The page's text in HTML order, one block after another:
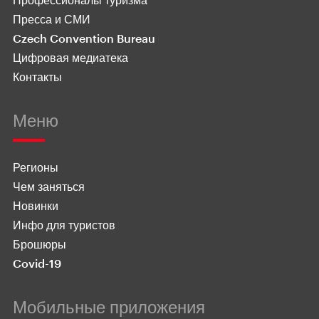
Пресса и СМИ
Czech Convention Bureau
Цифровая медиатека
Контакты
Меню
Регионы
Чем заняться
Новинки
Инфо для туристов
Брошюры
Covid-19
Мобильные приложения